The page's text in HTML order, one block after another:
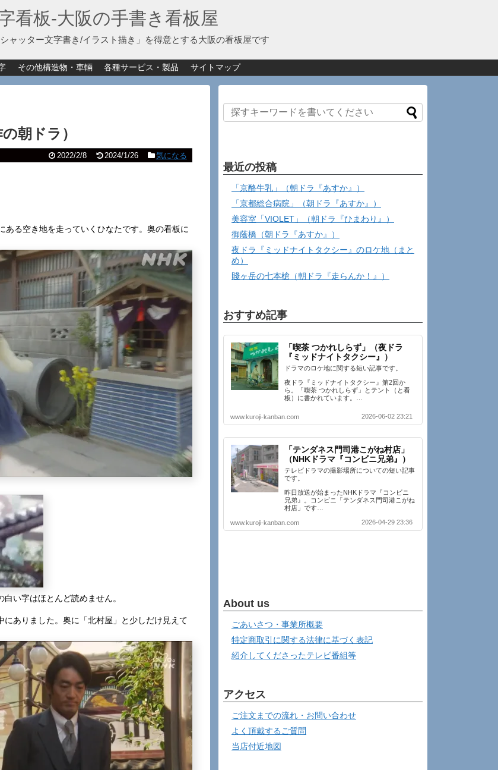
看板‐大阪の手書き看板屋
シャッター文字書き/イラスト描き」を得意とする大阪の看板屋です
その他構造物・車輛 各種サービス・製品 サイトマップ
朝ドラ）
2022/2/8 2024/1/26 気になる
る空き地を走っていくひなたです。奥の看板に
い字はほとんど読めません。
ありました。奥に「北村屋」と少しだけ見えて
最近の投稿
「京酪牛乳」（朝ドラ『あすか』）
「京都総合病院」（朝ドラ『あすか』）
美容室「VIOLET」（朝ドラ『ひまわり』）
御蔭橋（朝ドラ『あすか』）
夜ドラ『ミッドナイトタクシー』のロケ地（まと
め）
賤ヶ岳の七本槍（朝ドラ『走らんか！』）
おすすめ記事
「喫茶 つかれしらず」（夜ドラ
『ミッドナイトタクシー』）
ドラマのロケ地に関する短い記事です。
夜ドラ『ミッドナイトタクシー』第2回か
ら。「喫茶 つかれしらず」とテント（と看
板）に書かれています。…
www.kuroji-kanban.com 2026-06-02 23:21
「テンダネス門司港こがね村店」
（NHKドラマ『コンビニ兄弟』）
テレビドラマの撮影場所についての短い記事
です。
昨日放送が始まったNHKドラマ『コンビニ
兄弟』。コンビニ「テンダネス門司港こがね
村店」です…
www.kuroji-kanban.com 2026-04-29 23:36
About us
ごあいさつ・事業所概要
特定商取引に関する法律に基づく表記
紹介してくださったテレビ番組等
アクセス
ご注文までの流れ・お問い合わせ
よく頂戴するご質問
当店付近地図